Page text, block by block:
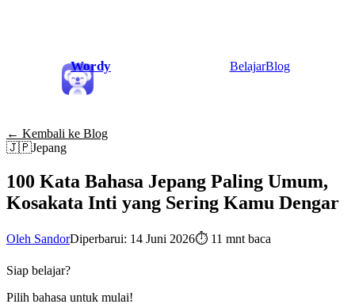
Wordy BelajarBlog
← Kembali ke Blog
🇯🇵Jepang
100 Kata Bahasa Jepang Paling Umum,
Kosakata Inti yang Sering Kamu Dengar
Oleh SandorDiperbarui: 14 Juni 2026⏱ 11 mnt baca
Siap belajar?
Pilih bahasa untuk mulai!